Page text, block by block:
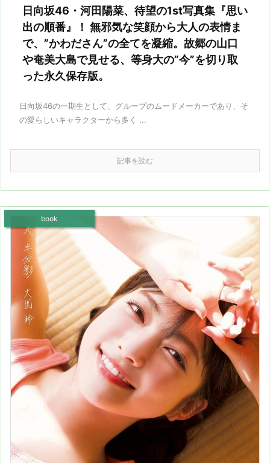
日向坂46・河田陽菜、待望の1st写真集『思い
出の順番』！ 無邪気な笑顔から大人の表情ま
で、”かわださん”の全てを凝縮。故郷の山口
や奄美大島で見せる、等身大の”今”を切り取
った永久保存版。
日向坂46の一期生として、グループのムードメーカーであり、そ
の愛らしいキャラクターから多く ...
記事を読む
book